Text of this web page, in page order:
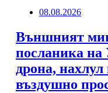
08.08.2026
Външният
посланика на
дрона, нахлул
въздушно